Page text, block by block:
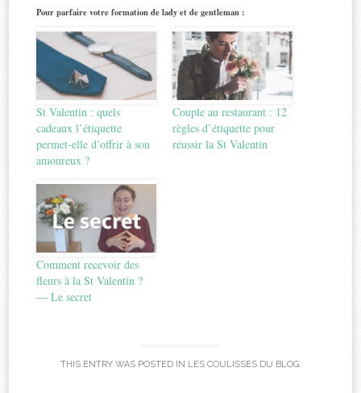
Pour parfaire votre formation de lady et de gentleman :
St Valentin : quels
cadeaux l’étiquette
permet-elle d’offrir à son
amoureux ?
Couple au restaurant : 12
règles d’étiquette pour
réussir la St Valentin
Comment recevoir des
fleurs à la St Valentin ?
— Le secret
THIS ENTRY WAS POSTED IN LES COULISSES DU BLOG.